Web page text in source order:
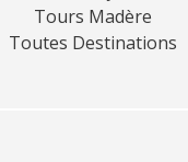
Tours Madère
Toutes Destinations